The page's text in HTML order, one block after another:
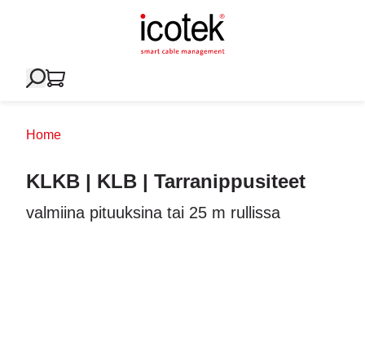
Home
KLKB | KLB | Tarranippusiteet
valmiina pituuksina tai 25 m rullissa